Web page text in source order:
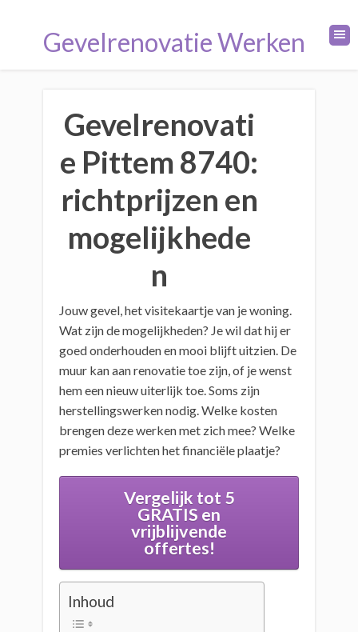
Gevelrenovatie Werken
Gevelrenovati
e Pittem 8740:
richtprijzen en
mogelijkhede
n
Jouw gevel, het visitekaartje van je woning.
Wat zijn de mogelijkheden? Je wil dat hij er
goed onderhouden en mooi blijft uitzien. De
muur kan aan renovatie toe zijn, of je wenst
hem een nieuw uiterlijk toe. Soms zijn
herstellingswerken nodig. Welke kosten
brengen deze werken met zich mee? Welke
premies verlichten het financiële plaatje?
Vergelijk tot 5
GRATIS en
vrijblijvende
offertes!
Inhoud